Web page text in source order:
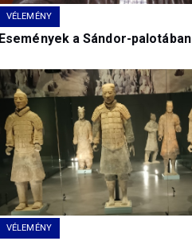
VÉLEMÉNY
Események a Sándor-palotában
VÉLEMÉNY